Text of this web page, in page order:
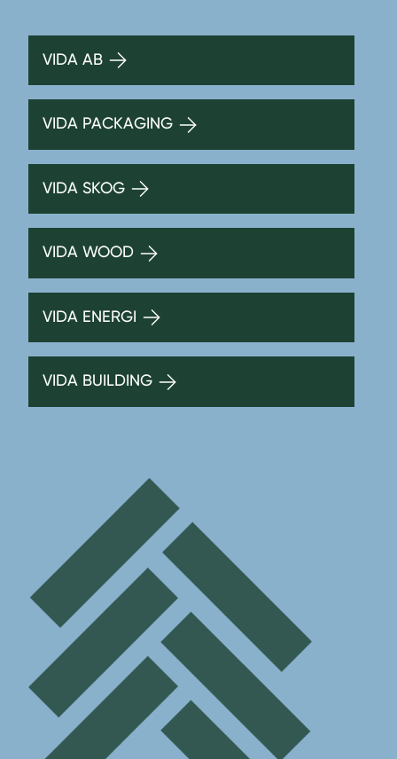
VIDA AB
VIDA PACKAGING
VIDA SKOG
VIDA WOOD
VIDA ENERGI
VIDA BUILDING